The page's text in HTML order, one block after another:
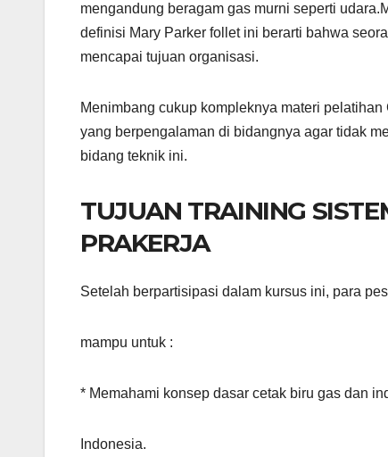
mengandung beragam gas murni seperti
definisi Mary Parker follet ini berarti bahwa
mencapai tujuan organisasi.
Menimbang cukup kompleknya materi
yang berpengalaman di bidangnya agar tidak
bidang teknik ini.
TUJUAN TRAINING
PRAKERJA
Setelah berpartisipasi dalam kursus ini, para
mampu untuk :
* Memahami konsep dasar cetak biru gas dan
Indonesia.